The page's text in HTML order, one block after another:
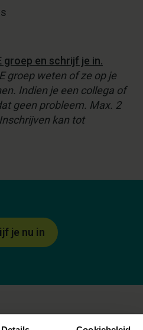
groep en schrijf je in.
groep weten of ze op je
Indien je een collega of
geen probleem. Max. 2
kan tot
je nu in